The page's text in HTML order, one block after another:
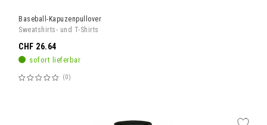
Baseball-Kapuzenpullover
Sweatshirts- und T-Shirts
sofort lieferbar
Bewertung:
0
CHF 26.64